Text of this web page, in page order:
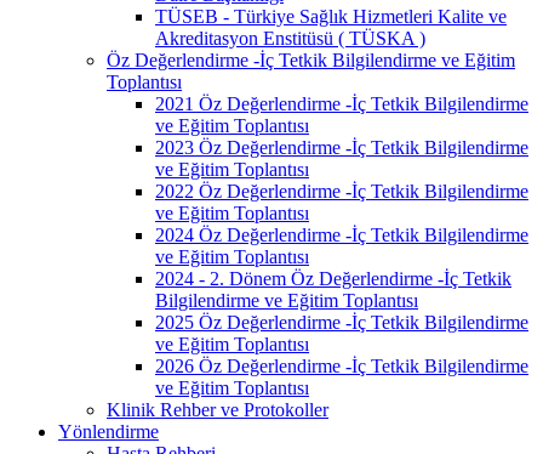
TÜSEB - Türkiye Sağlık Hizmetleri Kalite ve
Akreditasyon Enstitüsü ( TÜSKA )
Öz Değerlendirme -İç Tetkik Bilgilendirme ve Eğitim
Toplantısı
2021 Öz Değerlendirme -İç Tetkik Bilgilendirme
ve Eğitim Toplantısı
2023 Öz Değerlendirme -İç Tetkik Bilgilendirme
ve Eğitim Toplantısı
2022 Öz Değerlendirme -İç Tetkik Bilgilendirme
ve Eğitim Toplantısı
2024 Öz Değerlendirme -İç Tetkik Bilgilendirme
ve Eğitim Toplantısı
2024 - 2. Dönem Öz Değerlendirme -İç Tetkik
Bilgilendirme ve Eğitim Toplantısı
2025 Öz Değerlendirme -İç Tetkik Bilgilendirme
ve Eğitim Toplantısı
2026 Öz Değerlendirme -İç Tetkik Bilgilendirme
ve Eğitim Toplantısı
Klinik Rehber ve Protokoller
Yönlendirme